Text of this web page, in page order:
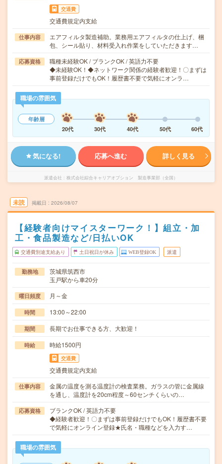
交通費
交通費規定内支給
仕事内容
エアフィルタ製造補助。業務用エアフィルタの仕上げ、梱
包、シール貼り、材料受入れ作業をしていただきます…
応募資格
職種未経験OK / ブランクOK / 英語力不要
◆未経験OK！◆ネットワーク関係の経験者歓迎！〇まずは
事前登録だけでもOK！履歴書不要で気軽にオンラ…
職場の雰囲気
年齢層
20代
30代 40代 50代 60代
気になる! 応募へ進む 詳しく見る
派遣会社 株式会社綜合キャリアオプション 製造事業部（全国）
未読 掲載日 2026/08/07
【経験者向けマイスターワーク！】組立・加
工・食品製造など/日払いOK
交通費別途支給あり 土日祝日が休み WEB登録OK 派遣
勤務地
茨城県筑西市
玉戸駅から車20分
曜日頻度 月～金
時間 13:00～22:00
期間 長期でお仕事できる方、大歓迎！
時給 時給1500円
交通費
交通費規定内支給
仕事内容
金属の温度を測る温度計の検査業務。ガラスの管に金属線
を通し、温度計を20cm程度～60センチくらいの…
応募資格
ブランクOK / 英語力不要
◆経験者歓迎！〇まずは事前登録だけでもOK！履歴書不要
で気軽にオンライン登録★氏名・職種などを入力す…
職場の雰囲気